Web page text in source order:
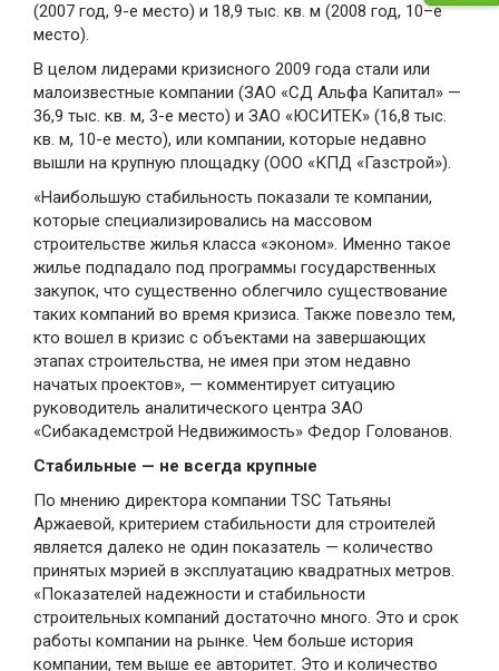
(2007 год, 9-е место) и 18,9 тыс. кв. м (2008 год, 10–е
место).
В целом лидерами кризисного 2009 года стали или
малоизвестные компании (ЗАО «СД Альфа Капитал» —
36,9 тыс. кв. м, 3-е место) и ЗАО «ЮСИТЕК» (16,8 тыс.
кв. м, 10-е место), или компании, которые недавно
вышли на крупную площадку (ООО «КПД «Газстрой»).
«Наибольшую стабильность показали те компании,
которые специализировались на массовом
строительстве жилья класса «эконом». Именно такое
жилье подпадало под программы государственных
закупок, что существенно облегчило существование
таких компаний во время кризиса. Также повезло тем,
кто вошел в кризис с объектами на завершающих
этапах строительства, не имея при этом недавно
начатых проектов», — комментирует ситуацию
руководитель аналитического центра ЗАО
«Сибакадемстрой Недвижимость» Федор Голованов.
Стабильные — не всегда крупные
По мнению директора компании TSC Татьяны
Аржаевой, критерием стабильности для строителей
является далеко не один показатель — количество
принятых мэрией в эксплуатацию квадратных метров.
«Показателей надежности и стабильности
строительных компаний достаточно много. Это и срок
работы компании на рынке. Чем больше история
компании, тем выше ее авторитет. Это и количество